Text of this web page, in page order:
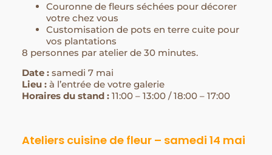
Couronne de fleurs séchées pour décorer
votre chez vous
Customisation de pots en terre cuite pour
vos plantations
8 personnes par atelier de 30 minutes.
Date :samedi 7 mai
Lieu : à l’entrée de votre galerie
Horaires du stand :11:00 – 13:00 / 18:00 – 17:00
Ateliers cuisine de fleur – samedi 14 mai